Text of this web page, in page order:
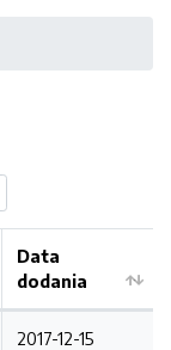
Data
dodania
2017-12-15